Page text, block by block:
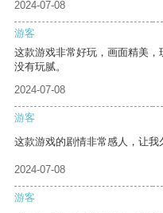
2024-07-08
游客
这款游戏非常好玩，画面精美
没有玩腻。
2024-07-08
游客
这款游戏的剧情非常感人，让我
2024-07-08
游客